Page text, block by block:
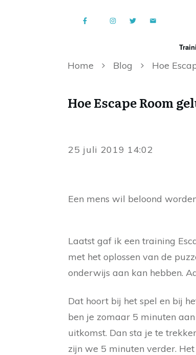
Home Blog Hoe
Hoe Escape Room
25 juli 2019 14:02
Een mens wil beloond
Laatst gaf ik een training
met het oplossen van de
onderwijs aan kan hebben.
Dat hoort bij het spel en bij
ben je zomaar 5 minuten
uitkomst. Dan sta je te
zijn we 5 minuten verder.